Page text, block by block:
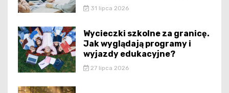
31 lipca 2026
Wycieczki szkolne za granicę.
Jak wyglądają programy i
wyjazdy edukacyjne?
27 lipca 2026